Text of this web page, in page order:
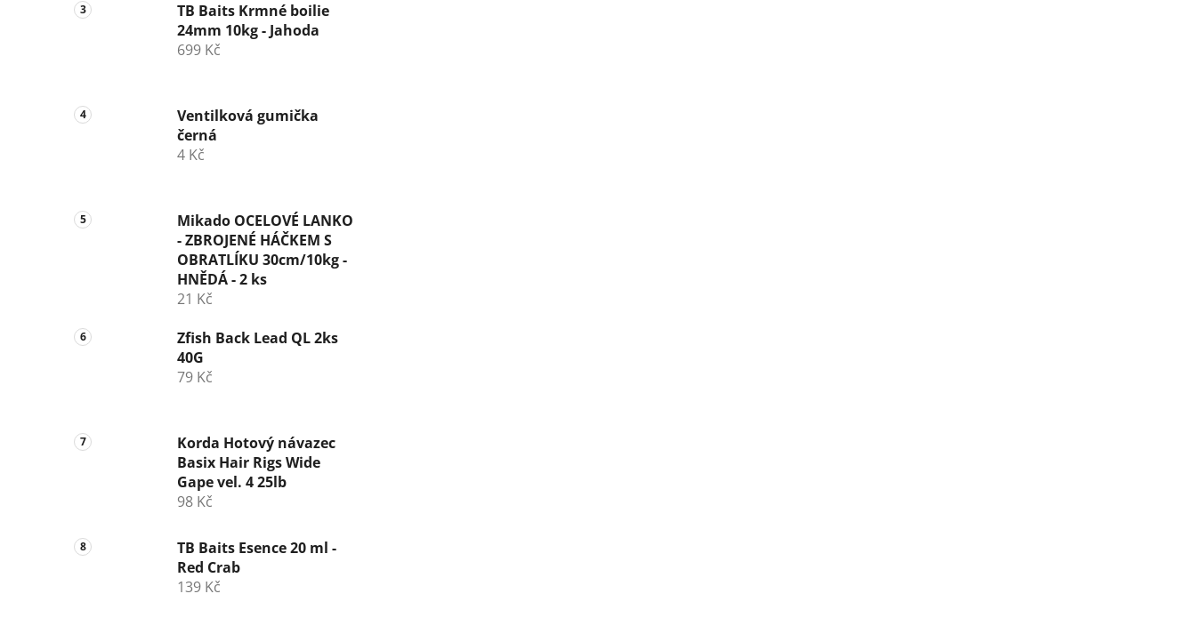
TB Baits Krmné boilie
24mm 10kg - Jahoda
699 Kč
Ventilková gumička
černá
4 Kč
Mikado OCELOVÉ LANKO
- ZBROJENÉ HÁČKEM S
OBRATLÍKU 30cm/10kg -
HNĚDÁ - 2 ks
21 Kč
Zfish Back Lead QL 2ks
40G
79 Kč
Korda Hotový návazec
Basix Hair Rigs Wide
Gape vel. 4 25lb
98 Kč
TB Baits Esence 20 ml -
Red Crab
139 Kč